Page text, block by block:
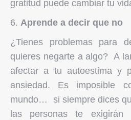
gratitud puede cambiar tu
Aprende a decir que no
¿Tienes problemas para
quieres negarte a algo? A
afectar a tu autoestima y
ansiedad. Es imposible
mundo… si siempre dices
las personas te exigirán